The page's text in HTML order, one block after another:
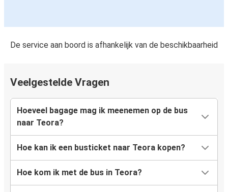
De service aan boord is afhankelijk van de beschikbaarheid
Veelgestelde Vragen
Hoeveel bagage mag ik meenemen op de bus
naar Teora?
Hoe kan ik een busticket naar Teora kopen?
Hoe kom ik met de bus in Teora?